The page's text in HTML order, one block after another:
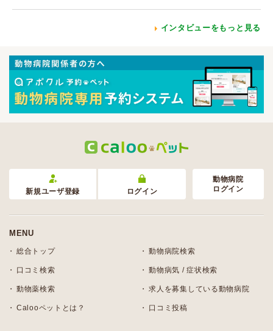
インタビューをもっと見る
新規ユーザ登録 ログイン
動物病院
ログイン
MENU
総合トップ 動物病院検索
口コミ検索 動物病気 / 症状検索
動物薬検索 求人を募集している動物病院
Calooペットとは？ 口コミ投稿